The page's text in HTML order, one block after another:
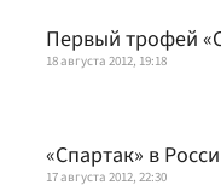
Первый трофей
18 августа 2012, 19:18
«Спартак» в
17 августа 2012, 22:30